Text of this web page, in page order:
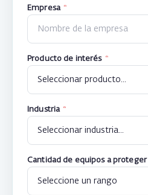
Empresa *
Producto de interés *
Industria *
Cantidad de equipos a proteger